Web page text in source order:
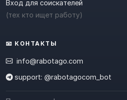
Вход для соискателей
(тех кто ищет работу)
📧 КОНТАКТЫ
info@rabotago.com
support: @rabotagocom_bot